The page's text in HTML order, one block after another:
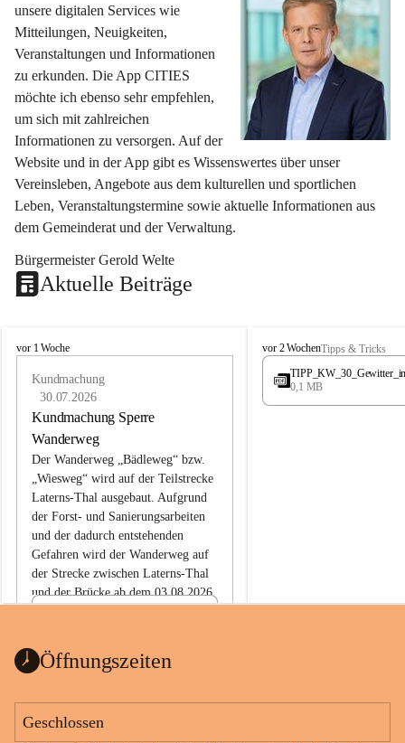
unsere digitalen Services wie
Mitteilungen, Neuigkeiten,
Veranstaltungen und Informationen
zu erkunden. Die App CITIES
möchte ich ebenso sehr empfehlen,
um sich mit zahlreichen
Informationen zu versorgen. Auf der
Website und in der App gibt es Wissenswertes über unser
Vereinsleben, Angebote aus dem kulturellen und sportlichen
Leben, Veranstaltungstermine sowie aktuelle Informationen aus
dem Gemeinderat und der Verwaltung.
Bürgermeister Gerold Welte
Aktuelle Beiträge
L
vor 1 Woche
Kundmachung
30.07.2026
Kundmachung Sperre
Wanderweg
Der Wanderweg „Bädleweg“ bzw.
„Wiesweg“ wird auf der Teilstrecke
Laterns-Thal ausgebaut. Aufgrund
der Forst- und Sanierungsarbeiten
und der dadurch entstehenden
Gefahren wird der Wanderweg auf
der Strecke zwischen Laterns-Thal
und der Brücke ab dem 03.08.2026
ht
1 Seite•0,1 MB
L
a
e
vor 2 WochenTipps & Tricks
0,1 MB
Öffnungszeiten
Geschlossen